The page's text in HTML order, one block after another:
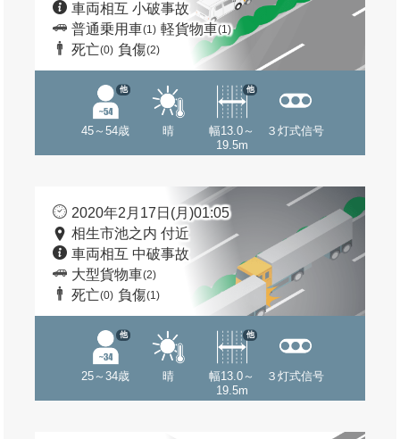
車両相互 小破事故
普通乗用車(1) 軽貨物車(1)
死亡(0) 負傷(2)
45～54歳
他
晴
幅13.0～
19.5m
他
３灯式信号
2020年2月17日(月)01:05
相生市池之内 付近
車両相互 中破事故
大型貨物車(2)
死亡(0) 負傷(1)
25～34歳
他
晴
幅13.0～
19.5m
他
３灯式信号